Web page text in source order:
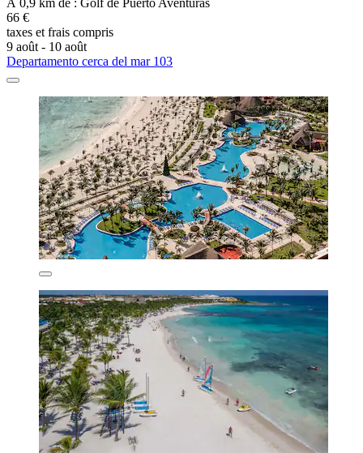
À 0,9 km de : Golf de Puerto Aventuras
66 €
taxes et frais compris
9 août - 10 août
Departamento cerca del mar 103